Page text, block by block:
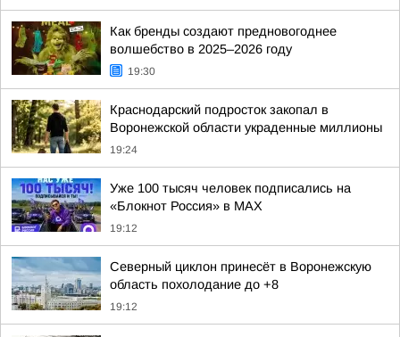
Как бренды создают предновогоднее
волшебство в 2025–2026 году
19:30
Краснодарский подросток закопал в
Воронежской области украденные миллионы
19:24
Уже 100 тысяч человек подписались на
«Блокнот Россия» в МАХ
19:12
Северный циклон принесёт в Воронежскую
область похолодание до +8
19:12